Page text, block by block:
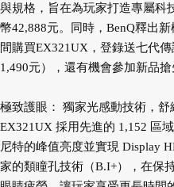
與規格，旨在為玩家打造專屬科
幣42,888元。同時，BenQ釋出
間購買EX321UX，登錄送七代
1,490元），還有機會參加新品
極致護眼： 獨家光感動技術，
EX321UX 採用先進的 1,152 區
尼特的峰值亮度並實現 Display
家的類瞳孔技術（B.I+），在保